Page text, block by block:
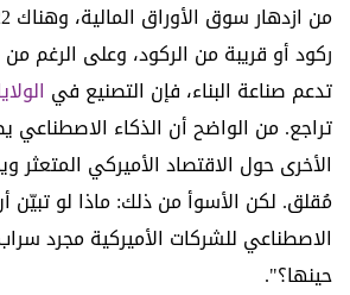
ركود أو قريبة من الركود، وعلى الرغم من
تدعم صناعة البناء، فإن التصنيع في
تراجع. من الواضح أن الذكاء
الأخرى حول الاقتصاد الأميركي المتعثر
مُقلق. لكن الأسوأ من ذلك: ماذا لو تبيّن
الاصطناعي للشركات الأميركية مجرد
حينها؟".